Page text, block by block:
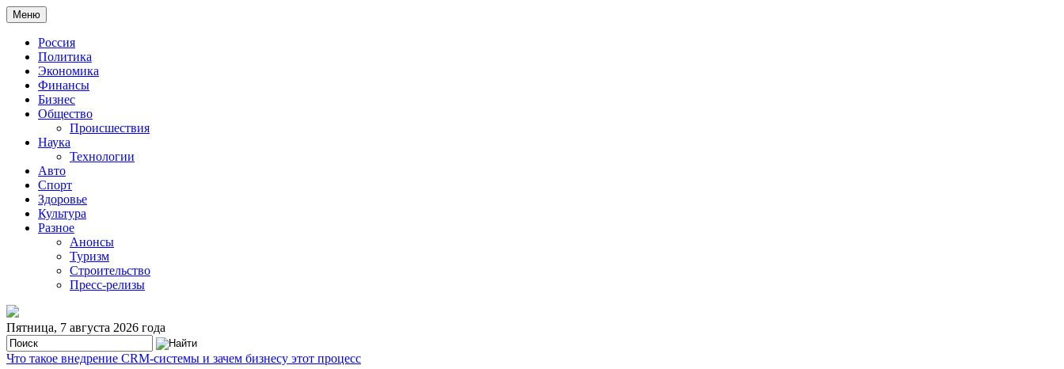
Меню
Россия
Политика
Экономика
Финансы
Бизнес
Общество
Происшествия
Наука
Технологии
Авто
Спорт
Здоровье
Культура
Разное
Анонсы
Туризм
Строительство
Пресс-релизы
Пятница, 7 августа 2026 года
Что такое внедрение CRM-системы и зачем бизнесу этот процесс